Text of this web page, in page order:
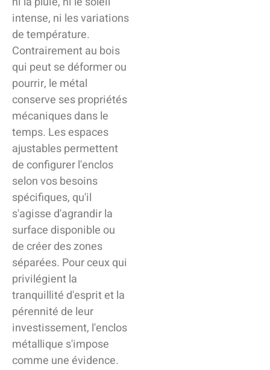
intense, ni les variations
de température.
Contrairement au bois
qui peut se déformer ou
pourrir, le métal
conserve ses propriétés
mécaniques dans le
temps. Les espaces
ajustables permettent
de configurer l'enclos
selon vos besoins
spécifiques, qu'il
s'agisse d'agrandir la
surface disponible ou
de créer des zones
séparées. Pour ceux qui
privilégient la
tranquillité d'esprit et la
pérennité de leur
investissement, l'enclos
métallique s'impose
comme une évidence.